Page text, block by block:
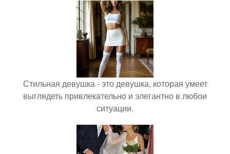
Стильная девушка - это девушка, которая умеет
выглядеть привлекательно и элегантно в любои
ситуации.